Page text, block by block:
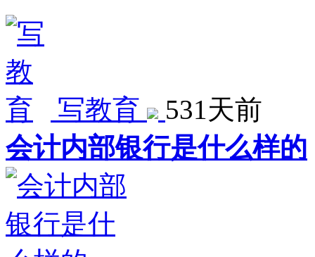
写教育
531天前
会计内部银行是什么样的